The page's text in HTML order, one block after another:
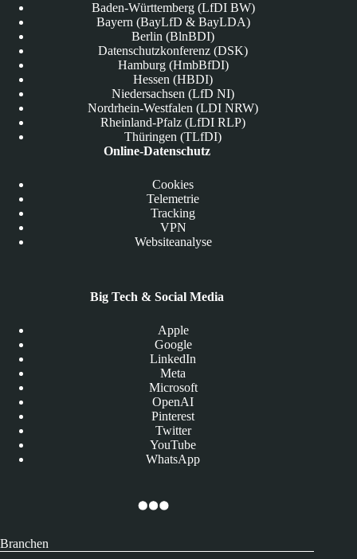
Baden-Württemberg (LfDI BW)
Bayern (BayLfD & BayLDA)
Berlin (BlnBDI)
Datenschutzkonferenz (DSK)
Hamburg (HmbBfDI)
Hessen (HBDI)
Niedersachsen (LfD NI)
Nordrhein-Westfalen (LDI NRW)
Rheinland-Pfalz (LfDI RLP)
Thüringen (TLfDI)
Online-Datenschutz
Cookies
Telemetrie
Tracking
VPN
Websiteanalyse
Big Tech & Social Media
Apple
Google
LinkedIn
Meta
Microsoft
OpenAI
Pinterest
Twitter
YouTube
WhatsApp
Branchen